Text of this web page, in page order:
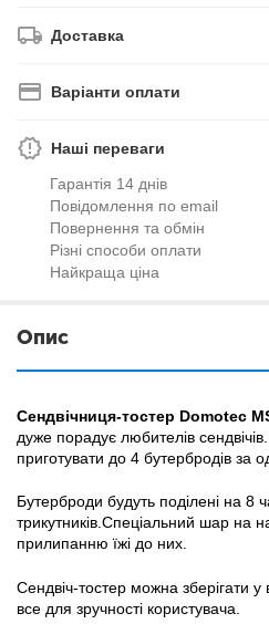
Доставка
Варіанти оплати
Наші переваги
Гарантія 14 днів
Повідомлення по email
Повернення та обмін
Різні способи оплати
Найкраща ціна
Опис
Сендвічниця-тостер Domotec
дуже порадує любителів
приготувати до 4 бутербродів за
Бутерброди будуть поділені на 8
трикутників.Спеціальний шар на
прилипанню їжі до них.
Сендвіч-тостер можна зберігати
все для зручності користувача.